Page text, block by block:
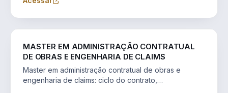
MASTER EM ADMINISTRAÇÃO CONTRATUAL
DE OBRAS E ENGENHARIA DE CLAIMS
Master em administração contratual de obras e
engenharia de claims: ciclo do contrato,